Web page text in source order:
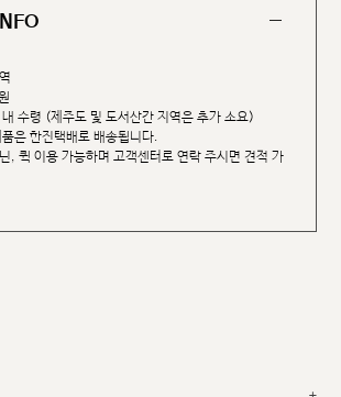
수령 (제주도 및 도서산간 지역은 추가 소요)
은 한진택배로 배송됩니다.
, 퀵 이용 가능하며 고객센터로 연락 주시면 견적 가